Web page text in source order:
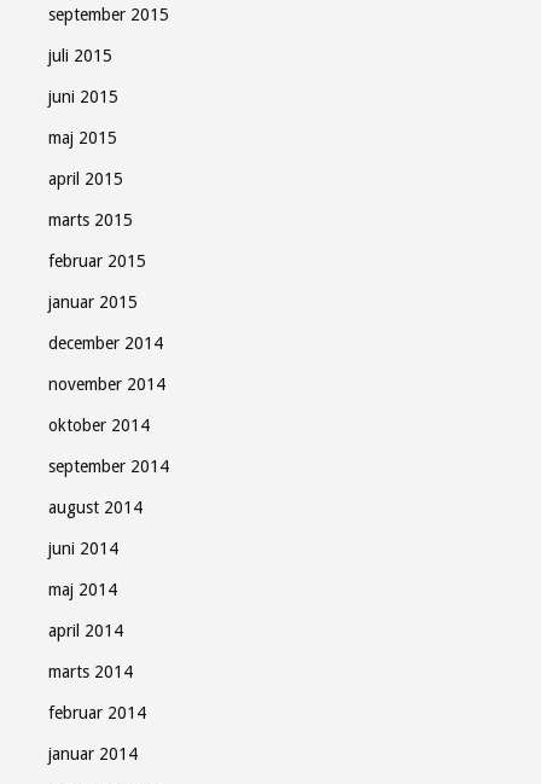
september 2015
juli 2015
juni 2015
maj 2015
april 2015
marts 2015
februar 2015
januar 2015
december 2014
november 2014
oktober 2014
september 2014
august 2014
juni 2014
maj 2014
april 2014
marts 2014
februar 2014
januar 2014